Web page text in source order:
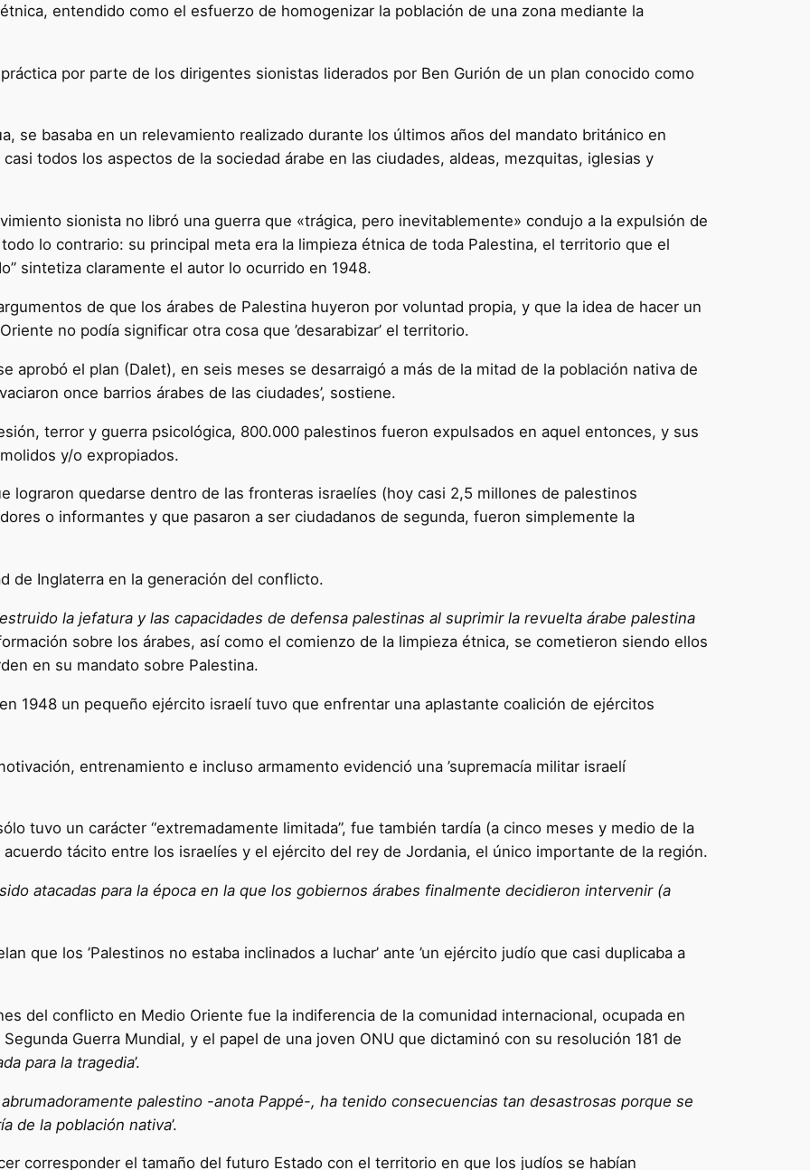
entendido como el esfuerzo de homogenizar la población de una zona mediante la
por parte de los dirigentes sionistas liderados por Ben Gurión de un plan conocido como
se basaba en un relevamiento realizado durante los últimos años del mandato británico en
todos los aspectos de la sociedad árabe en las ciudades, aldeas, mezquitas, iglesias y
sionista no libró una guerra que «trágica, pero inevitablemente» condujo a la expulsión de
lo contrario: su principal meta era la limpieza étnica de toda Palestina, el territorio que el
sintetiza claramente el autor lo ocurrido en 1948.
de que los árabes de Palestina huyeron por voluntad propia, y que la idea de hacer un
no podía significar otra cosa que ’desarabizar’ el territorio.
aprobó el plan (Dalet), en seis meses se desarraigó a más de la mitad de la población nativa de
once barrios árabes de las ciudades’, sostiene.
terror y guerra psicológica, 800.000 palestinos fueron expulsados en aquel entonces, y sus
y/o expropiados.
lograron quedarse dentro de las fronteras israelíes (hoy casi 2,5 millones de palestinos
o informantes y que pasaron a ser ciudadanos de segunda, fueron simplemente la
de Inglaterra en la generación del conflicto.
la jefatura y las capacidades de defensa palestinas al suprimir la revuelta árabe palestina
sobre los árabes, así como el comienzo de la limpieza étnica, se cometieron siendo ellos
en su mandato sobre Palestina.
1948 un pequeño ejército israelí tuvo que enfrentar una aplastante coalición de ejércitos
entrenamiento e incluso armamento evidenció una ’supremacía militar israelí
tuvo un carácter “extremadamente limitada”, fue también tardía (a cinco meses y medio de la
tácito entre los israelíes y el ejército del rey de Jordania, el único importante de la región.
atacadas para la época en la que los gobiernos árabes finalmente decidieron intervenir (a
que los ’Palestinos no estaba inclinados a luchar’ ante ’un ejército judío que casi duplicaba a
del conflicto en Medio Oriente fue la indiferencia de la comunidad internacional, ocupada en
Guerra Mundial, y el papel de una joven ONU que dictaminó con su resolución 181 de
para la tragedia’.
palestino -anota Pappé-, ha tenido consecuencias tan desastrosas porque se
de la población nativa’.
corresponder el tamaño del futuro Estado con el territorio en que los judíos se habían